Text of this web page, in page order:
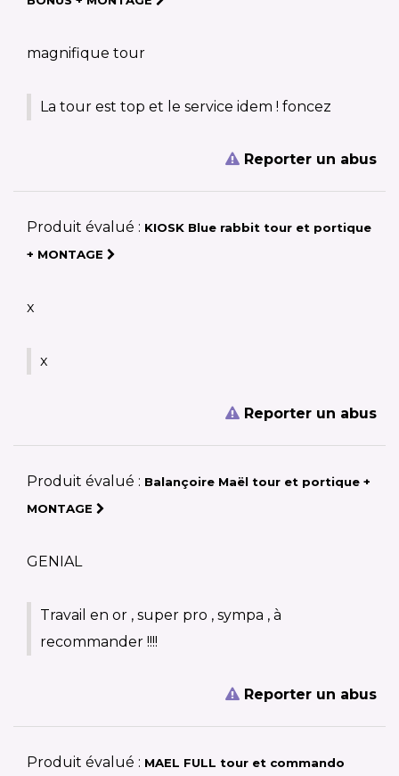
magnifique tour
La tour est top et le service idem ! foncez
Reporter un abus
Produit évalué : KIOSK Blue rabbit tour et portique
+ MONTAGE
x
x
Reporter un abus
Produit évalué : Balançoire Maël tour et portique +
MONTAGE
GENIAL
Travail en or , super pro , sympa , à
recommander !!!!
Reporter un abus
Produit évalué : MAEL FULL tour et commando